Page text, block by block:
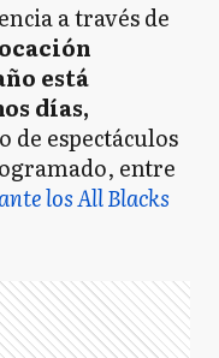
a través de
está
días,
de espectáculos
entre
los All Blacks